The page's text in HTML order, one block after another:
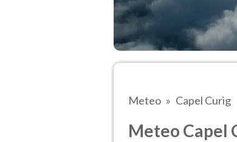
Meteo Capel Curig
Meteo Capel